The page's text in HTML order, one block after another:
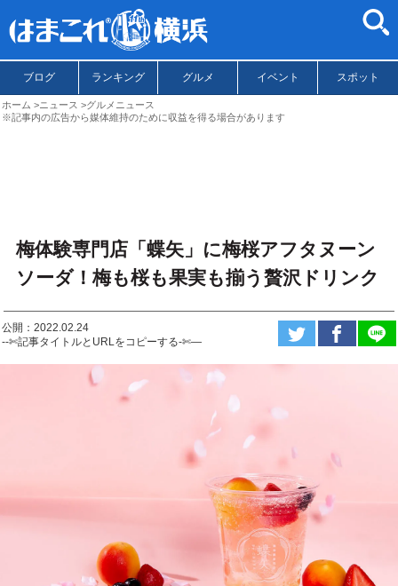
ブログ ランキング グルメ イベント スポット
ホーム ニュース
グルメニュース
※記事内の広告から媒体維持のために収益を得る場合があります
梅体験専門店「蝶矢」に梅桜アフタヌーン
ソーダ！梅も桜も果実も揃う贅沢ドリンク
公開：2022.02.24
--✄記事タイトルとURLをコピーする-✄—